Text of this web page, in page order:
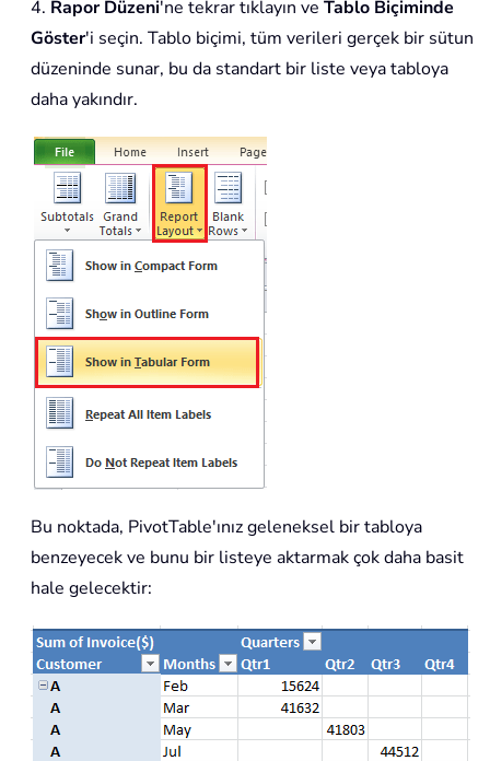
4. Rapor Düzeni'ne tekrar tıklayın ve Tablo Biçiminde
Göster'i seçin. Tablo biçimi, tüm verileri gerçek bir sütun
düzeninde sunar, bu da standart bir liste veya tabloya
daha yakındır.
Bu noktada, PivotTable'ınız geleneksel bir tabloya
benzeyecek ve bunu bir listeye aktarmak çok daha basit
hale gelecektir: